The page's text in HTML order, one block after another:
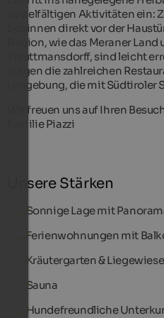
zu vielfältigen Aktivitäten ein:
beginnen direkt vor der
Region, wie das Meraner
Trauttmansdorff, sind leicht
sorgen die zahlreichen
Umgebung, die mit Südtiroler
Wir freuen uns auf Ihren
Familie Piazzi
Unsere Stärken
Sonnige Lage mit
Ferienwohnungen mit
Kräutergarten & Liegewiese
Sauna
Hundefreundliche